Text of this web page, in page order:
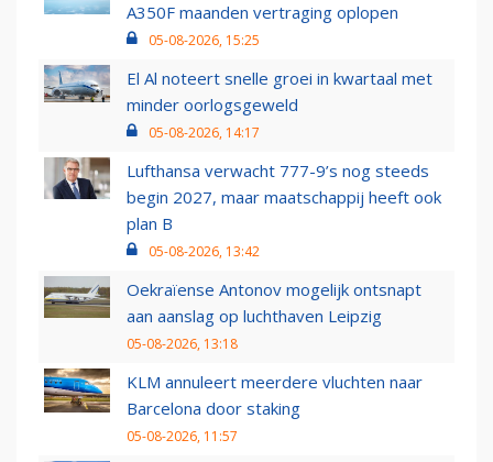
A350F maanden vertraging oplopen
05-08-2026, 15:25
El Al noteert snelle groei in kwartaal met
minder oorlogsgeweld
05-08-2026, 14:17
Lufthansa verwacht 777-9’s nog steeds
begin 2027, maar maatschappij heeft ook
plan B
05-08-2026, 13:42
Oekraïense Antonov mogelijk ontsnapt
aan aanslag op luchthaven Leipzig
05-08-2026, 13:18
KLM annuleert meerdere vluchten naar
Barcelona door staking
05-08-2026, 11:57